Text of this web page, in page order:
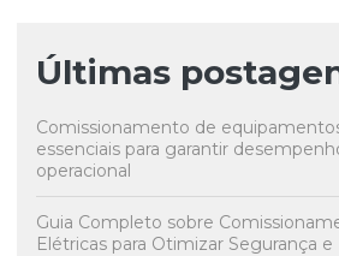
Últimas
Comissionamento de
essenciais para garantir
operacional
Guia Completo sobre
Elétricas para Otimizar Segurança